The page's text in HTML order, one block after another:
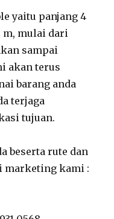
yaitu panjang 4
m, mulai dari
sampai
akan terus
barang anda
terjaga
tujuan.
beserta rute dan
marketing kami :